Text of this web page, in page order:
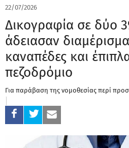
22/07/2026
Δικογραφία σε δύο
άδειασαν
καναπέδες και
πεζοδρόμιο
Για παράβαση της νομοθεσίας περί